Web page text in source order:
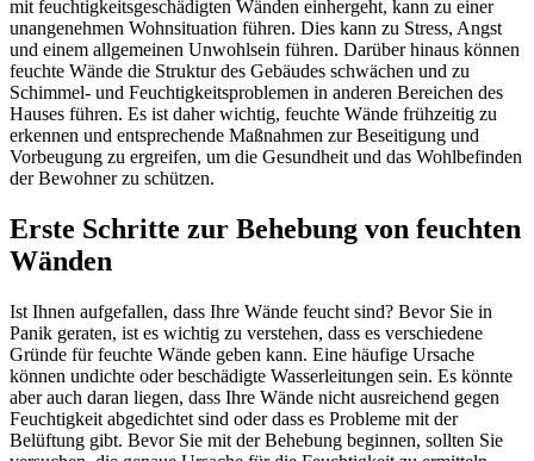
mit feuchtigkeitsgeschädigten Wänden einhergeht, kann zu einer
unangenehmen Wohnsituation führen. Dies kann zu Stress, Angst
und einem allgemeinen Unwohlsein führen. Darüber hinaus können
feuchte Wände die Struktur des Gebäudes schwächen und zu
Schimmel- und Feuchtigkeitsproblemen in anderen Bereichen des
Hauses führen. Es ist daher wichtig, feuchte Wände frühzeitig zu
erkennen und entsprechende Maßnahmen zur Beseitigung und
Vorbeugung zu ergreifen, um die Gesundheit und das Wohlbefinden
der Bewohner zu schützen.
Erste Schritte zur Behebung von feuchten
Wänden
Ist Ihnen aufgefallen, dass Ihre Wände feucht sind? Bevor Sie in
Panik geraten, ist es wichtig zu verstehen, dass es verschiedene
Gründe für feuchte Wände geben kann. Eine häufige Ursache
können undichte oder beschädigte Wasserleitungen sein. Es könnte
aber auch daran liegen, dass Ihre Wände nicht ausreichend gegen
Feuchtigkeit abgedichtet sind oder dass es Probleme mit der
Belüftung gibt. Bevor Sie mit der Behebung beginnen, sollten Sie